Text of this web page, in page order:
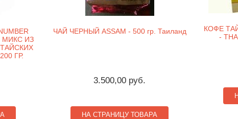
- МИКС ИЗ
ГР.
ЧАЙ ЧЕРНЫЙ ASSAM - 500 гр. Таиланд
3.500,00 руб.
НА СТРАНИЦУ ТОВАРА
КОФЕ
-